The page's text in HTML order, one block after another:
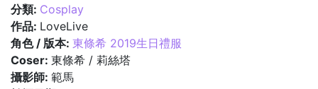
分類: Cosplay
作品: LoveLive
角色 / 版本: 東條希 2019生日禮服
Coser: 東條希 / 莉絲塔
攝影師: 範馬